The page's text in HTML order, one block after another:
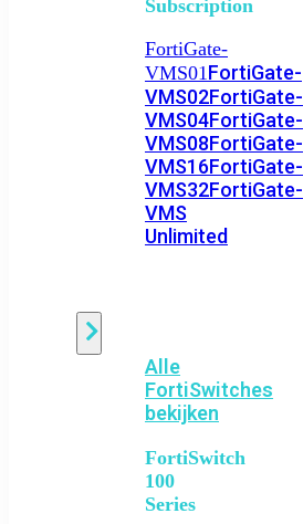
Subscription
FortiGate-
VMS01FortiGate-
VMS02FortiGate-
VMS04FortiGate-
VMS08FortiGate-
VMS16FortiGate-
VMS32FortiGate-
VMS
Unlimited
Alle
FortiSwitches
bekijken
FortiSwitch
100
Series